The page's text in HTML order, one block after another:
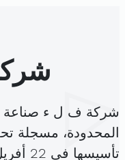
شركة ف ل ء صناعة
المحدودة، مسجلة
تأسيسها في 22 أفريل 2022 برأس مال قدره